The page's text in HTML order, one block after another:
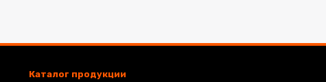
Каталог продукции